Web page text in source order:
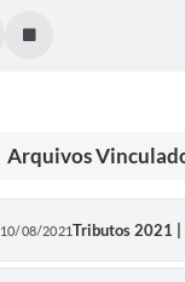
Arquivos
10/08/2021Tributos 2021